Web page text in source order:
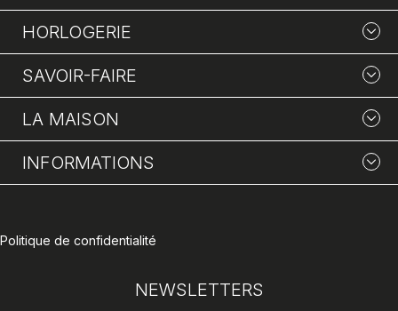
HORLOGERIE
SAVOIR-FAIRE
LA MAISON
INFORMATIONS
Politique de confidentialité
NEWSLETTERS